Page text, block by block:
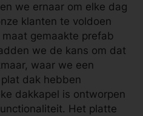
we ernaar om elke dag
klanten te voldoen
gemaakte prefab
we de kans om dat
waar we een
dak hebben
dakkapel is ontworpen
Het platte